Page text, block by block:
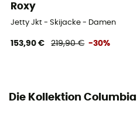
Belüftungsreißverschlüsse
Roxy
Jetty Jkt - Skijacke - Damen
153,90 € 219,90 € -30%
Die Kollektion Columbia